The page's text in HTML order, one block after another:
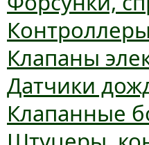
Контроллеры
Клапаны
Датчики
Клапанные